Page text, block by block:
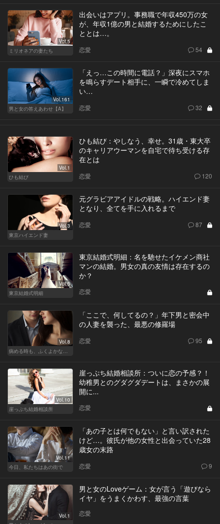
Vol.5
ミリオネアの妻たち
出会いはアプリ。事務職で年収450万の女
が、年収1億の男と結婚するためにしたこ
ととは…。
恋愛 54
Vol.161
男と女の答えあわせ【A】
「えっ…この時間に電話？」深夜にスマホ
を鳴らすデート相手に、一瞬で冷めてしま
い…
恋愛 32
Vol.1
ひも結び
ひも結び：やしなう、幸せ。31歳・東大卒
のキャリアウーマンを自宅で待ち受ける存
在とは
恋愛 120
Vol.3
東京ハイエンド妻
元グラビアアイドルの戦略。ハイエンド妻
となり、全てを手に入れるまで
恋愛 87
Vol.5
東京結婚式明細
東京結婚式明細：名を馳せたイケメン商社
マンの結婚。男女の真の友情は存在するの
か？
恋愛
Vol.8
病める時も、ふくよかなる時も
「ここで、何してるの？」年下男と密会中
の人妻を襲った、最悪の修羅場
恋愛 95
Vol.10
崖っぷち結婚相談所
崖っぷち結婚相談所：ついに恋の予感？！
幼稚男とのグダグダデートは、まさかの展
開に...
恋愛
Vol.11
今日、私たちはあの街で
「あの子とは何でもない」と言い訳された
けど…。彼氏が他の女性と出会っていた28
歳女の末路
恋愛 9
Vol.1
男と女のLoveゲーム：女が言う「遊びなら
イヤ」をうまくかわす、最強の言葉
恋愛